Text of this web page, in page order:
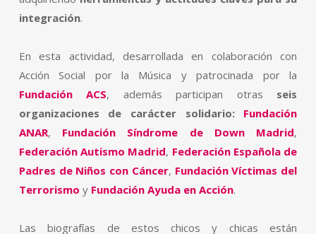
integración.
En esta actividad, desarrollada en colaboración con
Acción Social por la Música y patrocinada por la
Fundación ACS, además participan otras seis
organizaciones de carácter solidario:
Fundación
ANAR, Fundación Síndrome de Down Madrid,
Federación Autismo Madrid, Federación Española de
Padres de Niños con Cáncer, Fundación Víctimas del
Terrorismo y Fundación Ayuda en Acción.
Las biografías de estos chicos y chicas están